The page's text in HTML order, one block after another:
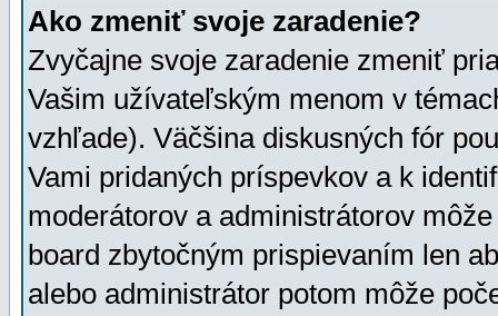
Ako zmeniť svoje zaradenie?
Zvyčajne svoje zaradenie zmeniť
Vašim užívateľským menom v
vzhľade). Väčšina diskusných fór
Vami pridaných príspevkov a k
moderátorov a administrátorov
board zbytočným prispievaním len
alebo administrátor potom môže